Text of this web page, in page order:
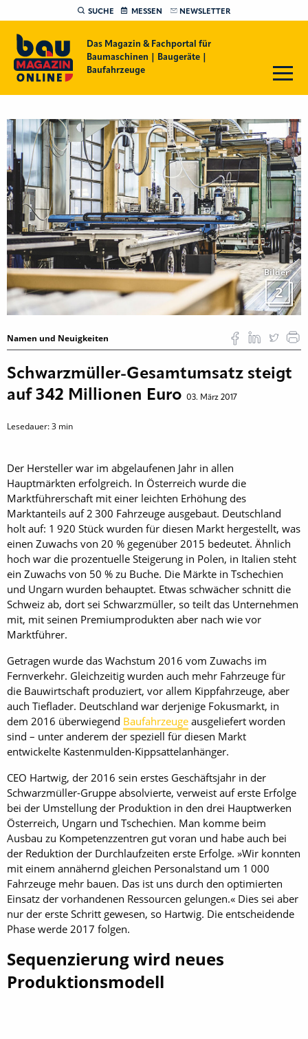
SUCHE MESSEN NEWSLETTER
Das Magazin & Fachportal für
Baumaschinen | Baugeräte |
Baufahrzeuge
Bilder
2
Namen und Neuigkeiten
Schwarzmüller-Gesamtumsatz steigt
auf 342 Millionen Euro 03. März 2017
Lesedauer:3 min
Der Hersteller war im abgelaufenen Jahr in allen
Hauptmärkten erfolgreich. In Österreich wurde die
Marktführerschaft mit einer leichten Erhöhung des
Marktanteils auf 2 300 Fahrzeuge ausgebaut. Deutschland
holt auf: 1 920 Stück wurden für diesen Markt hergestellt, was
einen Zuwachs von 20 % gegenüber 2015 ­bedeutet. Ähnlich
hoch war die prozentuelle Steigerung in Polen, in Italien steht
ein Zuwachs von 50 % zu Buche. Die Märkte in Tschechien
und Ungarn wurden behauptet. ­Etwas schwächer schnitt die
Schweiz ab, dort sei Schwarzmüller, so teilt das Unternehmen
mit, mit seinen Premiumprodukten aber nach wie vor
Marktführer.
Getragen wurde das Wachstum 2016 vom Zuwachs im
Fernverkehr. Gleichzeitig wurden auch mehr Fahrzeuge für
die Bauwirtschaft produziert, vor allem Kippfahrzeuge, aber
auch Tieflader. Deutschland war derjenige Fokusmarkt, in
dem 2016 überwiegend Baufahrzeuge ausgeliefert worden
sind – unter anderem der speziell für diesen Markt
entwickelte Kastenmulden-Kippsattelanhänger.
CEO Hartwig, der 2016 sein erstes Geschäftsjahr in der
Schwarzmüller-Gruppe absolvierte, verweist auf erste Erfolge
bei der Umstellung der Produktion in den drei Hauptwerken
Österreich, Ungarn und Tschechien. Man komme beim
Ausbau zu Kompetenzzentren gut voran und habe auch bei
der Reduktion der Durchlaufzeiten erste Erfolge. »Wir konnten
mit einem annähernd gleichen Personalstand um 1 000
Fahrzeuge mehr bauen. Das ist uns durch den optimierten
Einsatz der vorhandenen Ressourcen gelungen.« Dies sei aber
nur der erste Schritt gewesen, so Hartwig. Die entscheidende
Phase werde 2017 folgen.
Sequenzierung wird neues
Produktionsmodell